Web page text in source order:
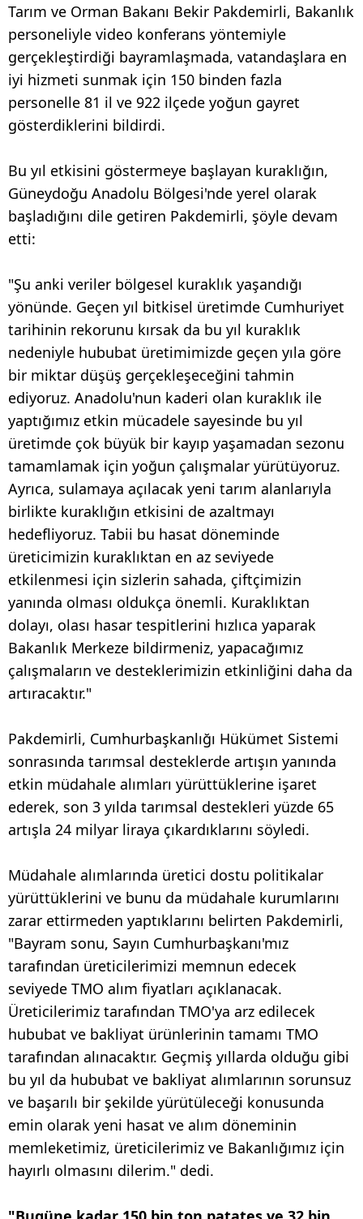
Tarım ve Orman Bakanı Bekir Pakdemirli, Bakanlık
personeliyle video konferans yöntemiyle
gerçekleştirdiği bayramlaşmada, vatandaşlara en
iyi hizmeti sunmak için 150 binden fazla
personelle 81 il ve 922 ilçede yoğun gayret
gösterdiklerini bildirdi.
Bu yıl etkisini göstermeye başlayan kuraklığın,
Güneydoğu Anadolu Bölgesi'nde yerel olarak
başladığını dile getiren Pakdemirli, şöyle devam
etti:
"Şu anki veriler bölgesel kuraklık yaşandığı
yönünde. Geçen yıl bitkisel üretimde Cumhuriyet
tarihinin rekorunu kırsak da bu yıl kuraklık
nedeniyle hububat üretimimizde geçen yıla göre
bir miktar düşüş gerçekleşeceğini tahmin
ediyoruz. Anadolu'nun kaderi olan kuraklık ile
yaptığımız etkin mücadele sayesinde bu yıl
üretimde çok büyük bir kayıp yaşamadan sezonu
tamamlamak için yoğun çalışmalar yürütüyoruz.
Ayrıca, sulamaya açılacak yeni tarım alanlarıyla
birlikte kuraklığın etkisini de azaltmayı
hedefliyoruz. Tabii bu hasat döneminde
üreticimizin kuraklıktan en az seviyede
etkilenmesi için sizlerin sahada, çiftçimizin
yanında olması oldukça önemli. Kuraklıktan
dolayı, olası hasar tespitlerini hızlıca yaparak
Bakanlık Merkeze bildirmeniz, yapacağımız
çalışmaların ve desteklerimizin etkinliğini daha da
artıracaktır."
Pakdemirli, Cumhurbaşkanlığı Hükümet Sistemi
sonrasında tarımsal desteklerde artışın yanında
etkin müdahale alımları yürüttüklerine işaret
ederek, son 3 yılda tarımsal destekleri yüzde 65
artışla 24 milyar liraya çıkardıklarını söyledi.
Müdahale alımlarında üretici dostu politikalar
yürüttüklerini ve bunu da müdahale kurumlarını
zarar ettirmeden yaptıklarını belirten Pakdemirli,
"Bayram sonu, Sayın Cumhurbaşkanı'mız
tarafından üreticilerimizi memnun edecek
seviyede TMO alım fiyatları açıklanacak.
Üreticilerimiz tarafından TMO'ya arz edilecek
hububat ve bakliyat ürünlerinin tamamı TMO
tarafından alınacaktır. Geçmiş yıllarda olduğu gibi
bu yıl da hububat ve bakliyat alımlarının sorunsuz
ve başarılı bir şekilde yürütüleceği konusunda
emin olarak yeni hasat ve alım döneminin
memleketimiz, üreticilerimiz ve Bakanlığımız için
hayırlı olmasını dilerim." dedi.